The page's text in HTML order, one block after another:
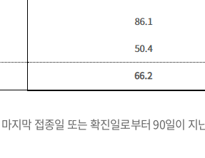
마지막 접종일 또는 확진일로부터 90일이